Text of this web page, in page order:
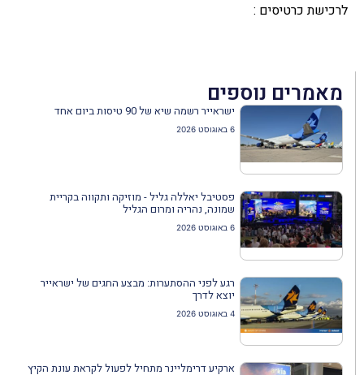
לרכישת כרטיסים :
מאמרים נוספים
ישראייר רשמה שיא של 90 טיסות ביום אחד
6 באוגוסט 2026
פסטיבל יאללה גליל - מוזיקה ותקווה בקריית
שמונה, נהריה ומרום הגליל
6 באוגוסט 2026
רגע לפני ההסתערות: מבצע החגים של ישראייר
יוצא לדרך
4 באוגוסט 2026
ארקיע דרימליינר מתחיל לפעול לקראת עונת הקיץ